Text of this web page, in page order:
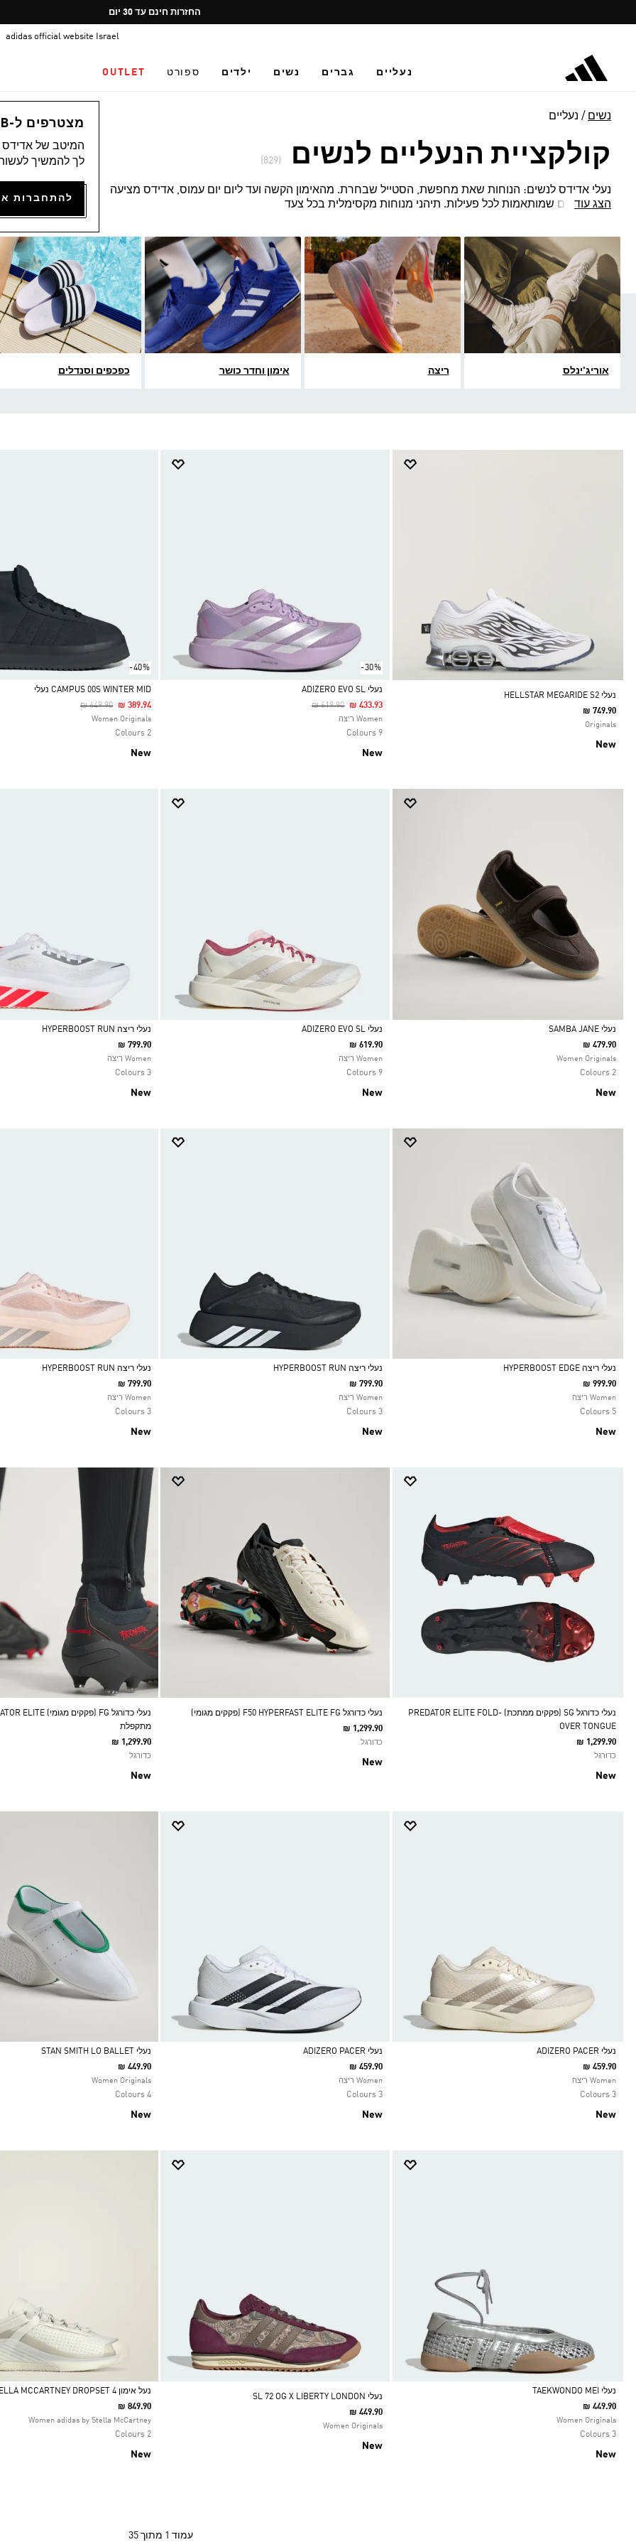
Pause
promotion
משלוח חינם בקנייה מעל 249.9
adidas official website Israel
נעליים גברים נשים ילדים ספורט OUTLET
מצטרפים ל-ADICLUB ונהנים ממגוון הטבות
המיטב של אדידס
לך להמשיך
נשים נעליים
קולקציית הנעליים לנשים (829)
נעלי אדידס לנשים: הנוחות שאת מחפשת, הסטייל שבחרת. מהאימון הקשה ועד ליום יום עמוס, אדידס מציעה
מגוון נעליים שמותאמות לכל פעילות. תיהני מנוחות מקסימלית בכל צעד
הצג עוד
אוריג'ינלס ריצה אימון וחדר כושר כפכפים וסנדלים
נעלי HELLSTAR MEGARIDE S2
₪ 749.90
Originals
New
-30%
Selected
נעלי ADIZERO EVO SL
Price Reduced From
₪ 619.90To₪ 433.93
Women ריצה
9 Colours
New
-40%
Selected
CAMPUS 00S WINTER MID נעלי
Price Reduced From
₪ 649.90To₪ 389.94
Women Originals
2 Colours
New
Selected
נעלי SAMBA JANE
₪ 479.90
Women Originals
2 Colours
New
Selected
נעלי ADIZERO EVO SL
₪ 619.90
Women ריצה
9 Colours
New
Selected
נעלי ריצה HYPERBOOST RUN
₪ 799.90
Women ריצה
3 Colours
New
Selected
נעלי ריצה HYPERBOOST EDGE
₪ 999.90
Women ריצה
5 Colours
New
Selected
נעלי ריצה HYPERBOOST RUN
₪ 799.90
Women ריצה
3 Colours
New
Selected
נעלי ריצה HYPERBOOST RUN
₪ 799.90
Women ריצה
3 Colours
New
נעלי כדורגל SG (פקקים ממתכת) PREDATOR ELITE FOLD-
OVER TONGUE
₪ 1,299.90
כדורגל
New
נעלי כדורגל F50 HYPERFAST ELITE FG (פקקים מגומי)
₪ 1,299.90
כדורגל
New
מתקפלת
₪ 1,299.90
כדורגל
New
Selected
נעלי ADIZERO PACER
₪ 459.90
Women ריצה
3 Colours
New
Selected
נעלי ADIZERO PACER
₪ 459.90
Women ריצה
3 Colours
New
Selected
נעלי STAN SMITH LO BALLET
₪ 449.90
Women Originals
4 Colours
New
Selected
נעלי TAEKWONDO MEI
₪ 449.90
Women Originals
3 Colours
New
נעלי SL 72 OG X LIBERTY LONDON
₪ 449.90
Women Originals
New
Selected
נעל אימון ADIDAS BY STELLA MCCARTNEY DROPSET 4
₪ 849.90
Women adidas by Stella McCartney
2 Colours
New
עמוד 1 מתוך 35